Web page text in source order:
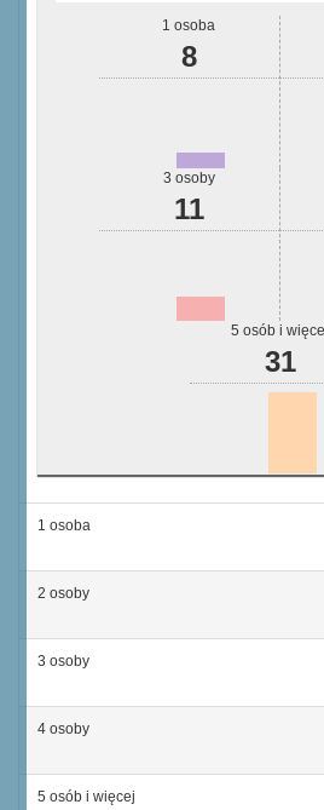
1 osoba
8
3 osoby
11
5 osób i
31
1 osoba
2 osoby
3 osoby
4 osoby
5 osób i więcej